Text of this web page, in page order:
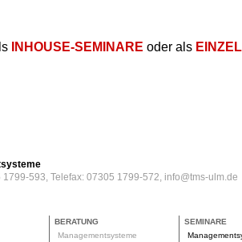
INHOUSE-SEMINARE oder als
593, Telefax: 07305 1799-572, info@tms-ulm.de
BERATUNG
Managementsysteme
SEMINARE